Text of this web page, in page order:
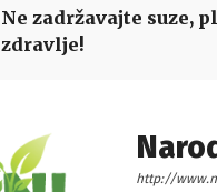
Ne zadržavajte suze,
zdravlje!
http://